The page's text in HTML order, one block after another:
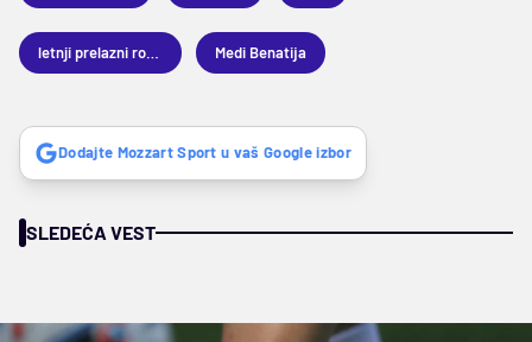
Medi Benatija
Dodajte Mozzart Sport u vaš Google izbor
SLEDEĆA VEST